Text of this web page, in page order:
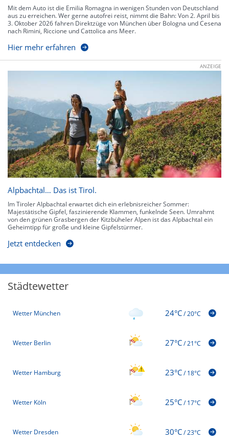
Mit dem Auto ist die Emilia Romagna in wenigen Stunden von Deutschland
aus zu erreichen. Wer gerne autofrei reist, nimmt die Bahn: Von 2. April bis
3. Oktober 2026 fahren Direktzüge von München über Bologna und Cesena
nach Rimini, Riccione und Cattolica ans Meer.
Hier mehr erfahren
ANZEIGE
Alpbachtal… Das ist Tirol.
Im Tiroler Alpbachtal erwartet dich ein erlebnisreicher Sommer:
Majestätische Gipfel, faszinierende Klammen, funkelnde Seen. Umrahmt
von den grünen Grasbergen der Kitzbüheler Alpen ist das Alpbachtal ein
Geheimtipp für große und kleine Gipfelstürmer.
Jetzt entdecken
Städtewetter
Wetter München 24°C/20°C
Wetter Berlin 27°C/21°C
Wetter Hamburg 23°C/18°C
Wetter Köln 25°C/17°C
Wetter Dresden 30°C/23°C